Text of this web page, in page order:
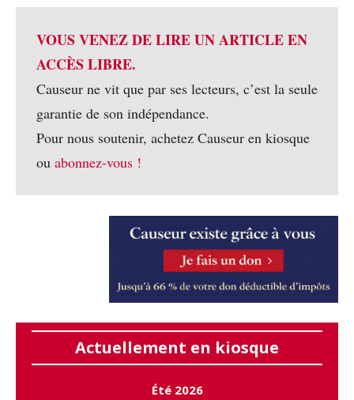
VOUS VENEZ DE LIRE UN ARTICLE EN
ACCÈS LIBRE.
Causeur ne vit que par ses lecteurs, c’est la seule
garantie de son indépendance.
Pour nous soutenir, achetez Causeur en kiosque
ou abonnez-vous !
Actuellement en kiosque
Été 2026